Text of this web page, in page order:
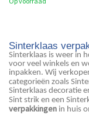
Sinterklaas
Sinterklaas is weer in
voor veel winkels en
inpakken. Wij
categorieën zoals
Sinterklaas decoratie
Sint strik en een
verpakkingen in huis